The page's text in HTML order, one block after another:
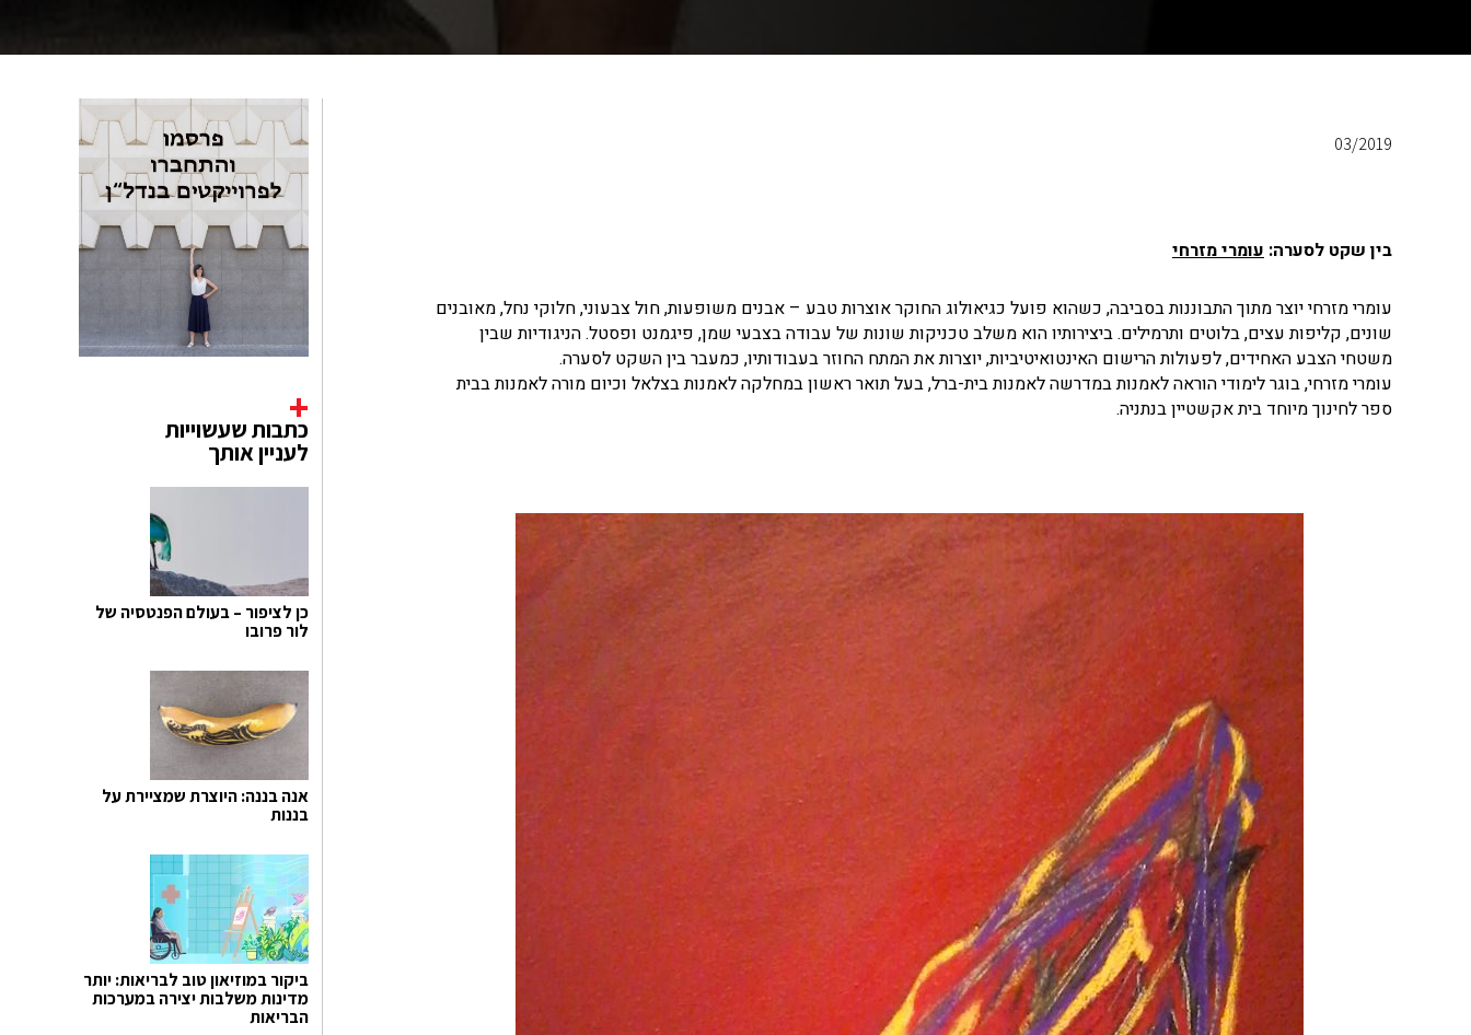
03/2019
בין שקט לסערה: עומרי מזרחי
עומרי מזרחי יוצר מתוך התבוננות בסביבה, כשהוא פועל כגיאולוג החוקר אוצרות טבע – אבנים משופעות, חול צבעוני, חלוקי נחל, מאובנים
שונים, קליפות עצים, בלוטים ותרמילים. ביצירותיו הוא משלב טכניקות שונות של עבודה בצבעי שמן, פיגמנט ופסטל. הניגודיות שבין
משטחי הצבע האחידים, לפעולות הרישום האינטואיטיביות, יוצרות את המתח החוזר בעבודותיו, כמעבר בין השקט לסערה.
עומרי מזרחי, בוגר לימודי הוראה לאמנות במדרשה לאמנות בית-ברל, בעל תואר ראשון במחלקה לאמנות בצלאל וכיום מורה לאמנות בבית
ספר לחינוך מיוחד בית אקשטיין בנתניה.
כתבות שעשוייות
לעניין אותך
כן לציפור – בעולם הפנטסיה של
לור פרובו
אנה בננה: היוצרת שמציירת על
בננות
ביקור במוזיאון טוב לבריאות: יותר
מדינות משלבות יצירה במערכות
הבריאות